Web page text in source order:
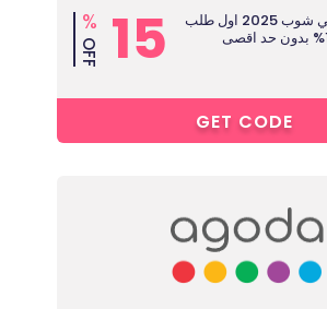
15
%
OFF
كوبون خصم بيبي شوب 2025 اول طلب
للعملاء الجدد 15% بدون حد اقصى
GET CODE